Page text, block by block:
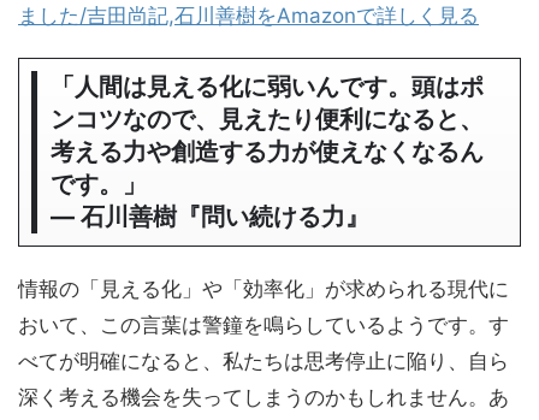
ました/吉田尚記,石川善樹をAmazonで詳しく見る
「人間は見える化に弱いんです。頭はポ
ンコツなので、見えたり便利になると、
考える力や創造する力が使えなくなるん
です。」
― 石川善樹『問い続ける力』
情報の「見える化」や「効率化」が求められる現代に
おいて、この言葉は警鐘を鳴らしているようです。す
べてが明確になると、私たちは思考停止に陥り、自ら
深く考える機会を失ってしまうのかもしれません。あ